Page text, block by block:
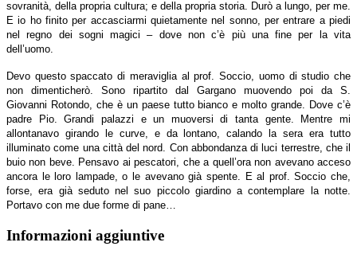
sovranità, della propria cultura; e della propria storia. Durò a lungo, per me.
E io ho finito per accasciarmi quietamente nel sonno, per entrare a piedi
nel regno dei sogni magici – dove non c’è più una fine per la vita
dell’uomo.
Devo questo spaccato di meraviglia al prof. Soccio, uomo di studio che
non dimenticherò. Sono ripartito dal Gargano muovendo poi da S.
Giovanni Rotondo, che è un paese tutto bianco e molto grande. Dove c’è
padre Pio. Grandi palazzi e un muoversi di tanta gente. Mentre mi
allontanavo girando le curve, e da lontano, calando la sera era tutto
illuminato come una città del nord. Con abbondanza di luci terrestre, che il
buio non beve. Pensavo ai pescatori, che a quell’ora non avevano acceso
ancora le loro lampade, o le avevano già spente. E al prof. Soccio che,
forse, era già seduto nel suo piccolo giardino a contemplare la notte.
Portavo con me due forme di pane…
Informazioni aggiuntive